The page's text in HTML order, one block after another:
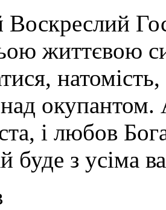
Воскреслий
життєвою
окупантом.
і любов
буде з усіма